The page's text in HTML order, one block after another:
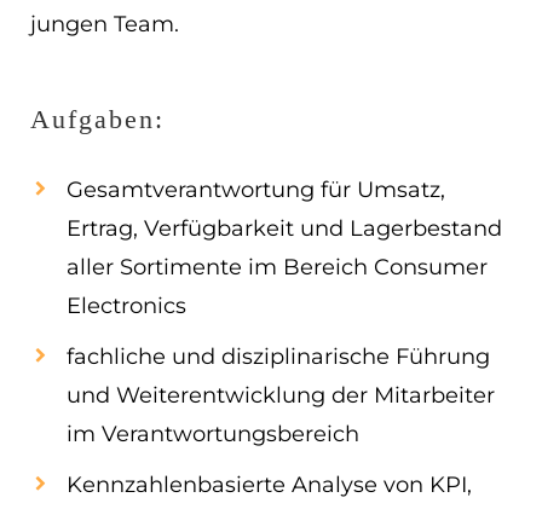
jungen Team.
Aufgaben:
Gesamtverantwortung für Umsatz,
Ertrag, Verfügbarkeit und Lagerbestand
aller Sortimente im Bereich Consumer
Electronics
fachliche und disziplinarische Führung
und Weiterentwicklung der Mitarbeiter
im Verantwortungsbereich
Kennzahlenbasierte Analyse von KPI,